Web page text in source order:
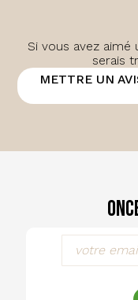
Si vous avez
serais
METTRE UN